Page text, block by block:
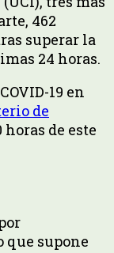
462
superar la
24 horas.
19 en
de
horas de este
que supone